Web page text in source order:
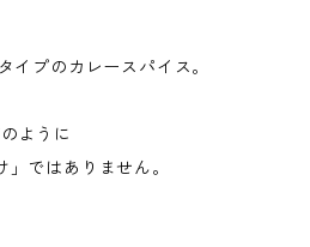
イプのカレースパイス。
ように
」ではありません。